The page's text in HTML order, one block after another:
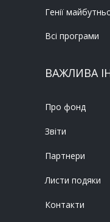
Генії
Всі програми
ВАЖЛИВА
Про фонд
Звіти
Партнери
Листи подяки
Контакти